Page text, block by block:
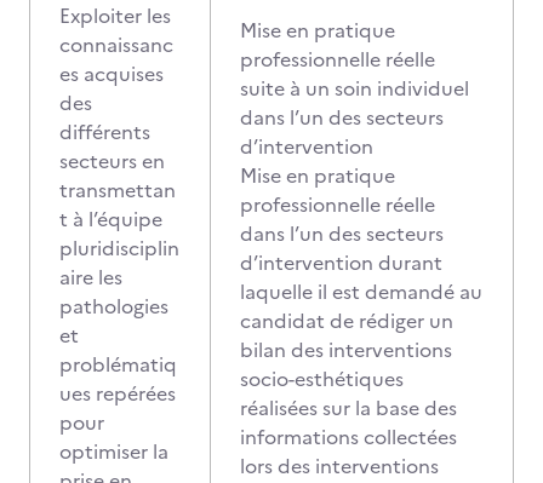
Exploiter les
connaissanc
es acquises
des
différents
secteurs en
transmettan
t à l’équipe
pluridisciplin
aire les
pathologies
et
problématiq
ues repérées
pour
optimiser la
Mise en pratique
professionnelle réelle
suite à un soin individuel
dans l’un des secteurs
d’intervention
Mise en pratique
professionnelle réelle
dans l’un des secteurs
d’intervention durant
laquelle il est demandé au
candidat de rédiger un
bilan des interventions
socio-esthétiques
réalisées sur la base des
informations collectées
lors des interventions